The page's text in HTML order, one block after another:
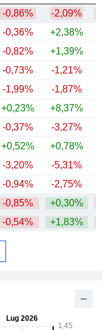
-0,86% -2,09%
-0,36% +2,38%
-0,82% +1,39%
-0,73% -1,21%
-1,99% -1,87%
+0,23% +8,37%
-0,37% -3,27%
+0,52% +0,78%
-3,20% -5,31%
-0,94% -2,75%
-0,85% +0,30%
-0,54% +1,83%